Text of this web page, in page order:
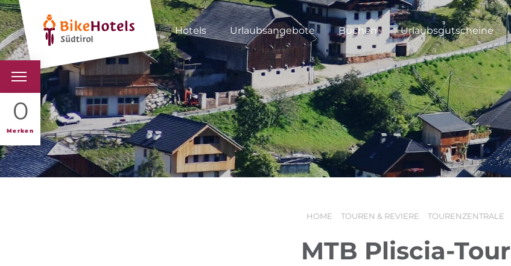
Hotels Urlaubsangebote Buchen Urlaubsgutscheine
0
Merken
BIKEHOTELS
HOTELS & PAKETE
TOUREN & REVIERE
HOME TOUREN & REVIERE TOURENZENTRALE
MTB Pliscia-Tour